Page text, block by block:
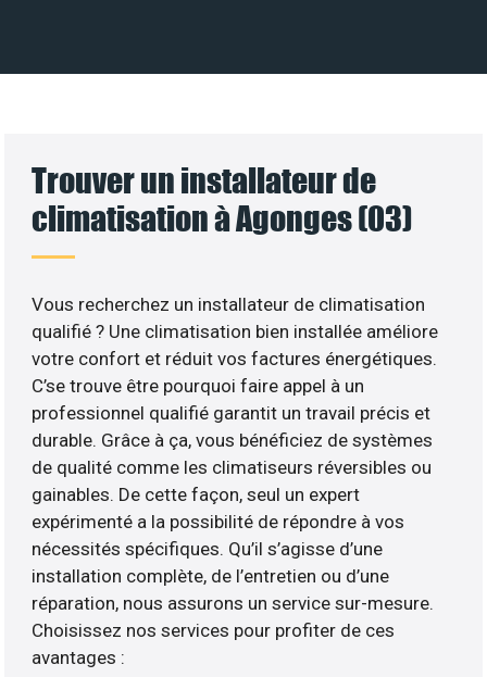
Trouver un installateur de
climatisation à Agonges (03)
Vous recherchez un installateur de climatisation
qualifié ? Une climatisation bien installée améliore
votre confort et réduit vos factures énergétiques.
C’se trouve être pourquoi faire appel à un
professionnel qualifié garantit un travail précis et
durable. Grâce à ça, vous bénéficiez de systèmes
de qualité comme les climatiseurs réversibles ou
gainables. De cette façon, seul un expert
expérimenté a la possibilité de répondre à vos
nécessités spécifiques. Qu’il s’agisse d’une
installation complète, de l’entretien ou d’une
réparation, nous assurons un service sur-mesure.
Choisissez nos services pour profiter de ces
avantages :